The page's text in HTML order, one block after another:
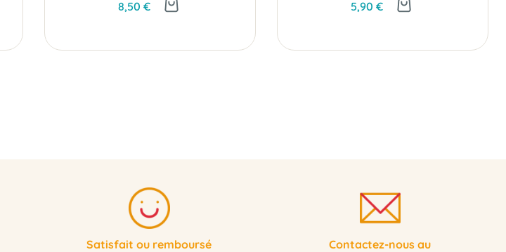
8,50 € 5,90 €
Satisfait ou remboursé
Contactez-nous au